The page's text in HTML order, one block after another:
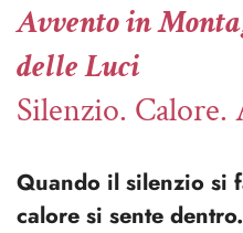
Avvento in
delle Luci
Silenzio. Calore.
Quando il silenzio si
calore si sente dentro.